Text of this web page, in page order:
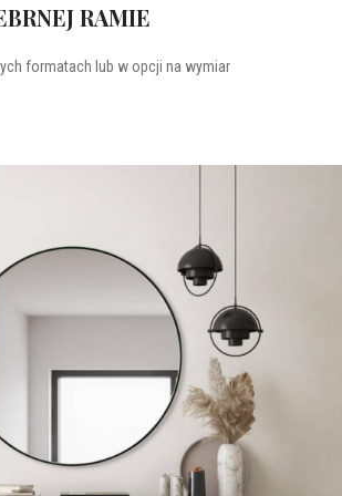
RAMIE
formatach lub w opcji na wymiar